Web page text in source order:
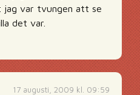
jag var tvungen att se
det var.
17 augusti, 2009 kl. 09:59